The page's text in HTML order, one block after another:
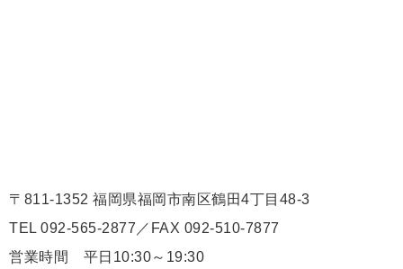
〒811-1352 福岡県福岡市南区鶴田4丁目48-3
TEL 092-565-2877／FAX 092-510-7877
営業時間 平日10:30～19:30